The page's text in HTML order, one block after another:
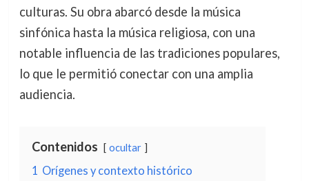
culturas. Su obra abarcó desde la música
sinfónica hasta la música religiosa, con una
notable influencia de las tradiciones populares,
lo que le permitió conectar con una amplia
audiencia.
Contenidos ocultar
1 Orígenes y contexto histórico